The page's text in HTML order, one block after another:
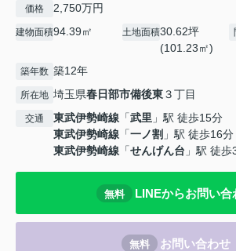
価格 2,750万円
建物面積94.39㎡ 土地面積30.62坪
(101.23㎡)
築年数 築12年
所在地 埼玉県春日部市備後東３丁目
交通 東武伊勢崎線 「武里 」駅 徒歩15分
東武伊勢崎線 「一ノ割 」駅 徒歩16分
東武伊勢崎線 「せんげん台 」駅 徒歩
無料 LINEからお問い合
無料 お問い合わせ